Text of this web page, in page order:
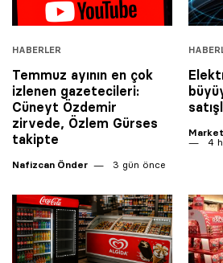
HABERLER
Temmuz ayının en çok
izlenen gazetecileri:
Cüneyt Özdemir
zirvede, Özlem Gürses
takipte
Nafizcan Önder 3 gün önce
4